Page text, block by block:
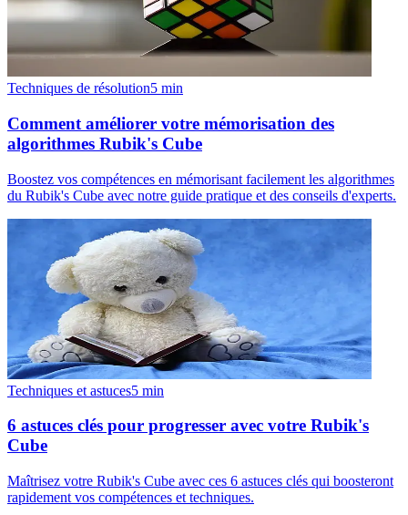
Techniques de résolution5 min
Comment améliorer votre mémorisation des
algorithmes Rubik's Cube
Boostez vos compétences en mémorisant facilement les algorithmes
du Rubik's Cube avec notre guide pratique et des conseils d'experts.
Techniques et astuces5 min
6 astuces clés pour progresser avec votre Rubik's
Cube
Maîtrisez votre Rubik's Cube avec ces 6 astuces clés qui boosteront
rapidement vos compétences et techniques.